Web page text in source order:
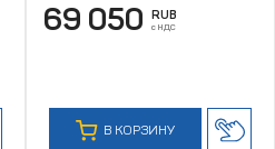
69 050 RUB
с НДС
В КОРЗИНУ